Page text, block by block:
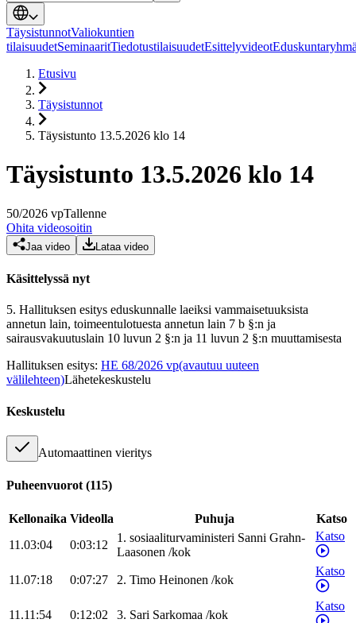
TäysistunnotValiokuntien
tilaisuudetSeminaaritTiedotustilaisuudetEsittelyvideot
Etusivu
Täysistunnot
Täysistunto 13.5.2026 klo 14
Täysistunto 13.5.2026 klo 14
50/2026 vpTallenne
Ohita videosoitin
Jaa video Lataa video
Käsittelyssä nyt
5. Hallituksen esitys eduskunnalle laeiksi vammaisetuuksista
annetun lain, toimeentulotuesta annetun lain 7 b §:n ja
sairausvakuutuslain 10 luvun 2 §:n ja 11 luvun 2 §:n muuttamisesta
Hallituksen esitys: HE 68/2026 vp(avautuu uuteen
välilehteen)Lähetekeskustelu
Keskustelu
Automaattinen vieritys
Puheenvuorot (115)
Kellonaika Videolla Puhuja
Katso
11.03:04
0:03:12
1. sosiaaliturvaministeri Sanni Grahn-
Laasonen /kok
Katso
11.07:18 0:07:27 2. Timo Heinonen /kok
Katso
11.11:54 0:12:02 3. Sari Sarkomaa /kok
Katso